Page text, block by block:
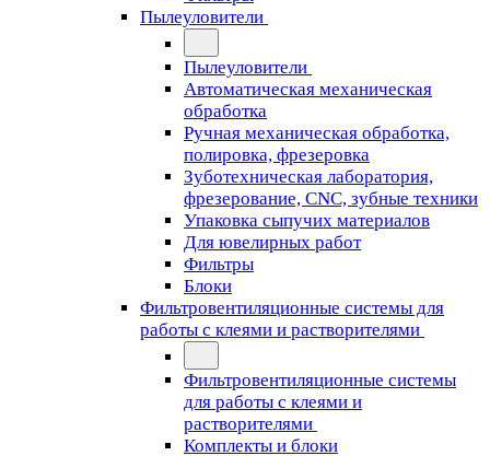
Пылеуловители
Пылеуловители
Автоматическая механическая
обработка
Ручная механическая обработка,
полировка, фрезеровка
Зуботехническая лаборатория,
фрезерование, CNC, зубные техники
Упаковка сыпучих материалов
Для ювелирных работ
Фильтры
Блоки
Фильтровентиляционные системы для
работы с клеями и растворителями
Фильтровентиляционные системы
для работы с клеями и
растворителями
Комплекты и блоки